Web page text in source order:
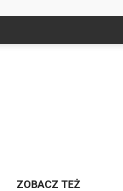
ZOBACZ TEŻ